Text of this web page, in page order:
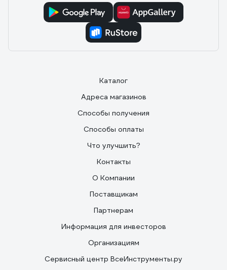
Каталог
Адреса магазинов
Способы получения
Способы оплаты
Что улучшить?
Контакты
О Компании
Поставщикам
Партнерам
Информация для инвесторов
Организациям
Сервисный центр ВсеИнструменты.ру